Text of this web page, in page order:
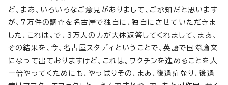
ど、まあ、いろいろなご意見がありまして、ご承知だと思います
が、7万件の調査を名古屋で独自に、独自にさせていただきま
した、これは。で、3万人の方が大体返答してくれまして、まあ、
その結果を、今、名古屋スタディということで、英語で国際論文
になって出ておりますけど、これは。ワクチンを進めることを人
一倍やってくためにも、やっぱりその、まあ、後遺症なり、後遺